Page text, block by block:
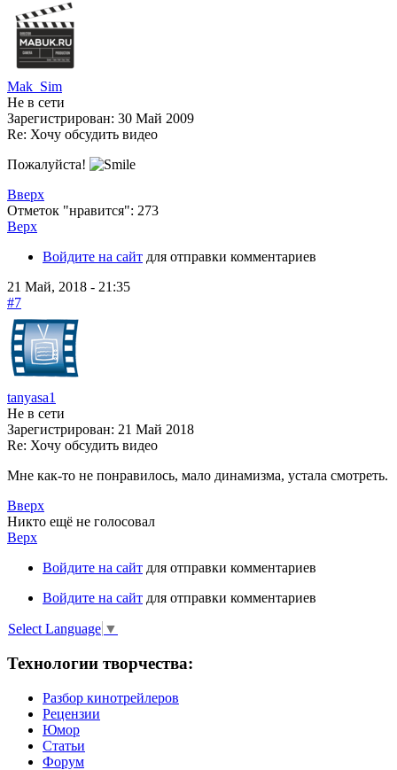
Mak_Sim
Не в сети
Зарегистрирован: 30 Май 2009
Re: Хочу обсудить видео
Пожалуйста!
Вверх
Отметок "нравится": 273
Верх
Войдите на сайт для отправки комментариев
21 Май, 2018 - 21:35
#7
tanyasa1
Не в сети
Зарегистрирован: 21 Май 2018
Re: Хочу обсудить видео
Мне как-то не понравилось, мало динамизма, устала смотреть.
Вверх
Никто ещё не голосовал
Верх
Войдите на сайт для отправки комментариев
Войдите на сайт для отправки комментариев
Select Language ▼
Технологии творчества:
Разбор кинотрейлеров
Рецензии
Юмор
Статьи
Форум